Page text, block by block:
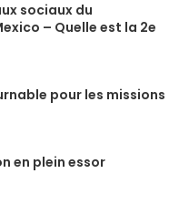
sociaux du
– Quelle est la 2e
pour les missions
en plein essor